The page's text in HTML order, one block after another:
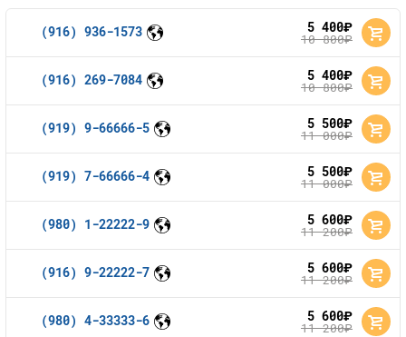
Номера
БИЛАЙН
Тарифы
Мегафон
МЕГАФОН
ТЕЛЕ2
Тарифы
Оплата и доставка
Контакты
Устройства
(916) 936-1573 5 400руб.
10 800руб.
(916) 269-7084 5 400руб.
10 800руб.
(919) 9-66666-5 5 500руб.
11 000руб.
(919) 7-66666-4 5 500руб.
11 000руб.
(980) 1-22222-9 5 600руб.
11 200руб.
(916) 9-22222-7 5 600руб.
11 200руб.
(980) 4-33333-6 5 600руб.
11 200руб.